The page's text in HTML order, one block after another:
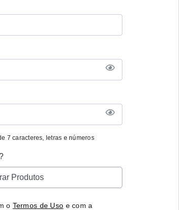
7 caracteres, letras e números
Produtos
o Termos de Uso e com a